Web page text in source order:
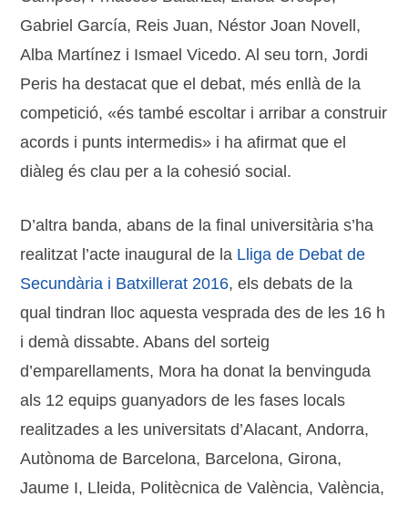
Gabriel García, Reis Juan, Néstor Joan Novell,
Alba Martínez i Ismael Vicedo. Al seu torn, Jordi
Peris ha destacat que el debat, més enllà de la
competició, «és també escoltar i arribar a construir
acords i punts intermedis» i ha afirmat que el
diàleg és clau per a la cohesió social.
D’altra banda, abans de la final universitària s’ha
realitzat l’acte inaugural de la Lliga de Debat de
Secundària i Batxillerat 2016, els debats de la
qual tindran lloc aquesta vesprada des de les 16 h
i demà dissabte. Abans del sorteig
d’emparellaments, Mora ha donat la benvinguda
als 12 equips guanyadors de les fases locals
realitzades a les universitats d’Alacant, Andorra,
Autònoma de Barcelona, Barcelona, Girona,
Jaume I, Lleida, Politècnica de València, València,